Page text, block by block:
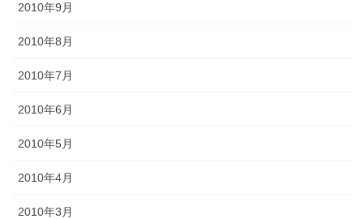
2010年9月
2010年8月
2010年7月
2010年6月
2010年5月
2010年4月
2010年3月